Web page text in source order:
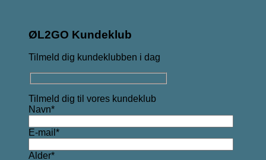
ØL2GO Kundeklub
Tilmeld dig kundeklubben i dag
Tilmeld dig til vores kundeklub
Navn*
E-mail*
Alder*